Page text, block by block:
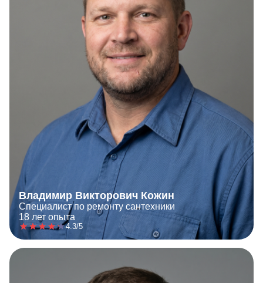
Владимир Викторович Кожин
Специалист по ремонту сантехники
18 лет опыта
4.3/5